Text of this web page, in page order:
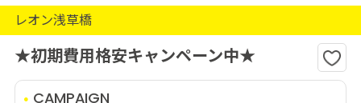
レオン浅草橋
★初期費用格安キャンペーン中★
CAMPAIGN